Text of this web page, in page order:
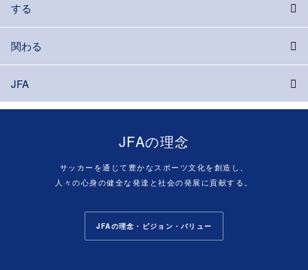
する
関わる
JFA
JFAの理念
サッカーを通じて豊かなスポーツ文化を創造し、
人々の心身の健全な発達と社会の発展に貢献する。
JFAの理念・ビジョン・バリュー